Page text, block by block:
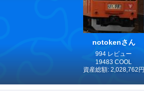
notokenさん
994 レビュー
19483 COOL
資産総額: 2,028,762円